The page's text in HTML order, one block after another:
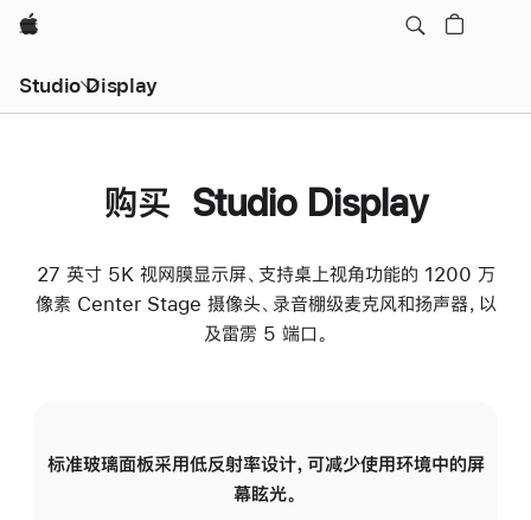
Apple
Studio Display
购买 Studio Display
27 英寸 5K 视网膜显示屏、支持桌上视角功能的 1200 万
像素 Center Stage 摄像头、录音棚级麦克风和扬声器，以
及雷雳 5 端口。
标准玻璃面板采用低反射率设计，可减少使用环境中的屏
幕眩光。